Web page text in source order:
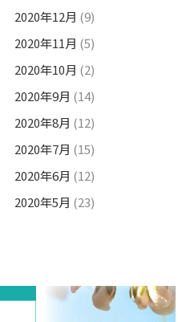
2020年12月 (9)
2020年11月 (5)
2020年10月 (2)
2020年9月 (14)
2020年8月 (12)
2020年7月 (15)
2020年6月 (12)
2020年5月 (23)